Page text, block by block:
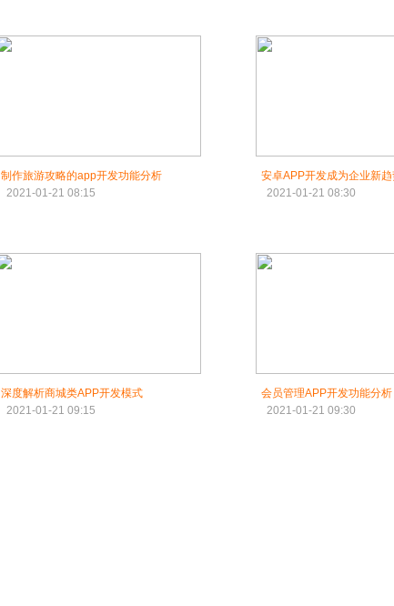
制作旅游攻略的app开发功能分析
2021-01-21 08:15
安卓APP开发​成为企业新
2021-01-21 08:30
深度解析商城类APP开发模式
2021-01-21 09:15
会员管理APP开发功能分析
2021-01-21 09:30